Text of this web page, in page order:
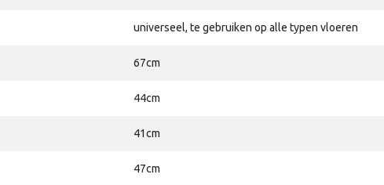
universeel, te gebruiken op alle typen vloeren
67cm
44cm
41cm
47cm